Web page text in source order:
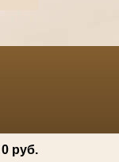
0 руб.